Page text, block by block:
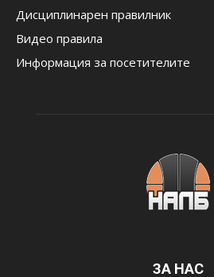
Дисциплинарен правилник
Видео правила
Информация за посетителите
ЗА НАС